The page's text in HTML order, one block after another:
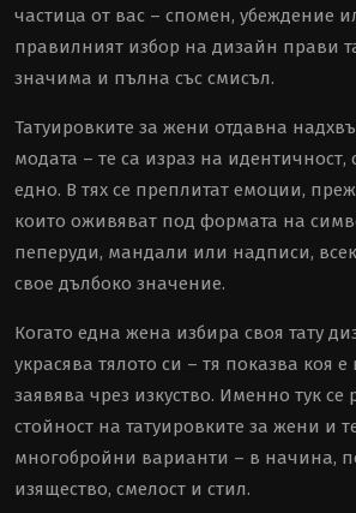
частица от вас – спомен, убеждение
правилният избор на дизайн прави
значима и пълна със смисъл.
Татуировките за жени отдавна
модата – те са израз на идентичност,
едно. В тях се преплитат емоции,
които оживяват под формата на
пеперуди, мандали или надписи,
свое дълбоко значение.
Когато една жена избира своя тату
украсява тялото си – тя показва коя
заявява чрез изкуство. Именно тук се
стойност на татуировките за жени и
многобройни варианти – в начина,
изящество, смелост и стил.